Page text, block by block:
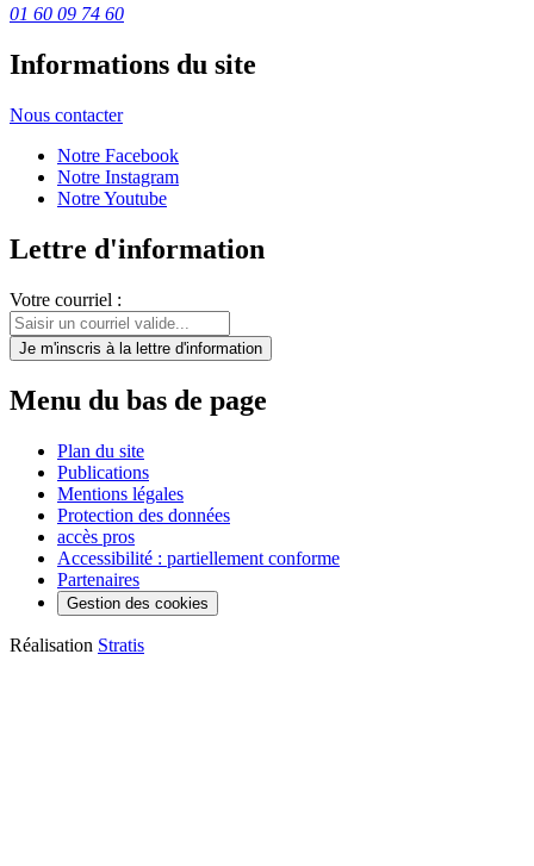
01 60 09 74 60
Informations du site
Nous contacter
Notre Facebook
Notre Instagram
Notre Youtube
Lettre d'information
Votre courriel :
Je m'inscris à la lettre d'information
Menu du bas de page
Plan du site
Publications
Mentions légales
Protection des données
accès pros
Accessibilité : partiellement conforme
Partenaires
Gestion des cookies
Réalisation Stratis